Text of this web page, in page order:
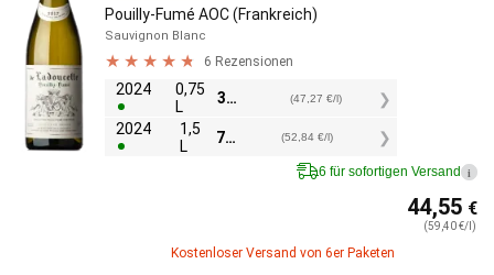
Pouilly-Fumé AOC (Frankreich)
Sauvignon Blanc
6 Rezensionen
2024
0,75
L
35,45 (47,27 €/l)
2024
1,5
L
79,25 (52,84 €/l)
6 für sofortigen Versand i
44,55 €
(59,40 €/l)
Kostenloser Versand von 6er Paketen